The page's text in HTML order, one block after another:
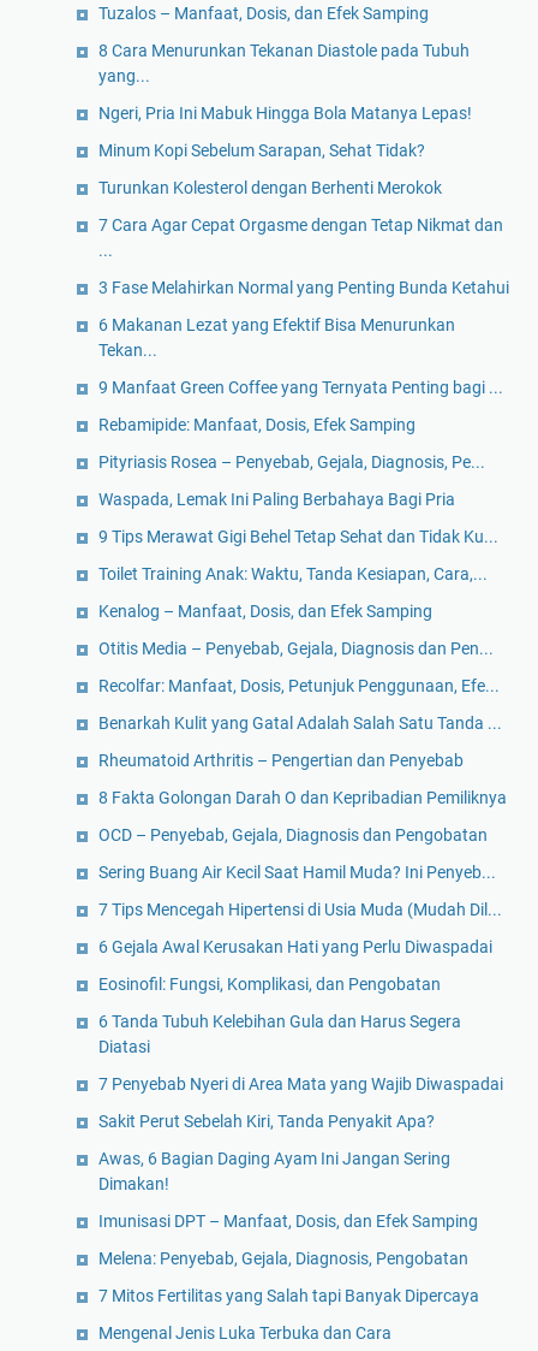
Tuzalos – Manfaat, Dosis, dan Efek Samping
8 Cara Menurunkan Tekanan Diastole pada Tubuh
yang...
Ngeri, Pria Ini Mabuk Hingga Bola Matanya Lepas!
Minum Kopi Sebelum Sarapan, Sehat Tidak?
Turunkan Kolesterol dengan Berhenti Merokok
7 Cara Agar Cepat Orgasme dengan Tetap Nikmat dan
...
3 Fase Melahirkan Normal yang Penting Bunda Ketahui
6 Makanan Lezat yang Efektif Bisa Menurunkan
Tekan...
9 Manfaat Green Coffee yang Ternyata Penting bagi ...
Rebamipide: Manfaat, Dosis, Efek Samping
Pityriasis Rosea – Penyebab, Gejala, Diagnosis, Pe...
Waspada, Lemak Ini Paling Berbahaya Bagi Pria
9 Tips Merawat Gigi Behel Tetap Sehat dan Tidak Ku...
Toilet Training Anak: Waktu, Tanda Kesiapan, Cara,...
Kenalog – Manfaat, Dosis, dan Efek Samping
Otitis Media – Penyebab, Gejala, Diagnosis dan Pen...
Recolfar: Manfaat, Dosis, Petunjuk Penggunaan, Efe...
Benarkah Kulit yang Gatal Adalah Salah Satu Tanda ...
Rheumatoid Arthritis – Pengertian dan Penyebab
8 Fakta Golongan Darah O dan Kepribadian Pemiliknya
OCD – Penyebab, Gejala, Diagnosis dan Pengobatan
Sering Buang Air Kecil Saat Hamil Muda? Ini Penyeb...
7 Tips Mencegah Hipertensi di Usia Muda (Mudah Dil...
6 Gejala Awal Kerusakan Hati yang Perlu Diwaspadai
Eosinofil: Fungsi, Komplikasi, dan Pengobatan
6 Tanda Tubuh Kelebihan Gula dan Harus Segera
Diatasi
7 Penyebab Nyeri di Area Mata yang Wajib Diwaspadai
Sakit Perut Sebelah Kiri, Tanda Penyakit Apa?
Awas, 6 Bagian Daging Ayam Ini Jangan Sering
Dimakan!
Imunisasi DPT – Manfaat, Dosis, dan Efek Samping
Melena: Penyebab, Gejala, Diagnosis, Pengobatan
7 Mitos Fertilitas yang Salah tapi Banyak Dipercaya
Mengenal Jenis Luka Terbuka dan Cara